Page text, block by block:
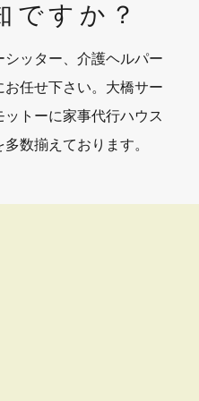
ですか？
ッター、介護ヘルパー
任せ下さい。大橋サー
トーに家事代行ハウス
数揃えております。